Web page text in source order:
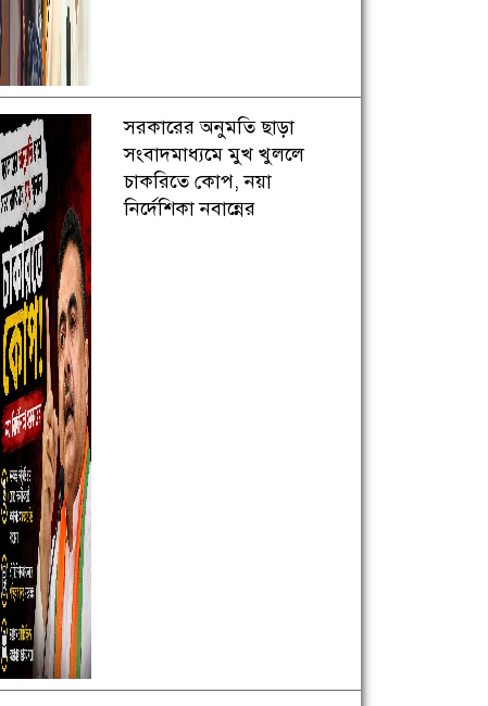
সরকারের অনুমতি ছাড়া
সংবাদমাধ্যমে মুখ খুললে
চাকরিতে কোপ, নয়া
নির্দেশিকা নবান্নের